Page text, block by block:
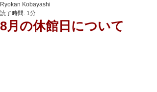
8月の休館日について
Ryokan Kobayashi
読了時間: 1分